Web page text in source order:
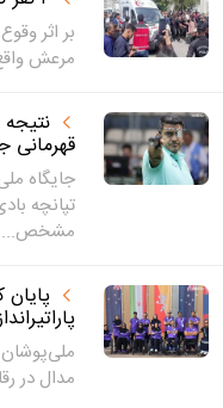
بر اثر
مرعش واقع در
قهرمانی
جایگاه
مشخص...
مدال در